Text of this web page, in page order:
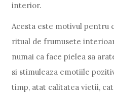
interior.
Acesta este motivul pentru
ritual de frumusete
numai ca face pielea sa
si stimuleaza emotiile
timp, atat calitatea vietii,